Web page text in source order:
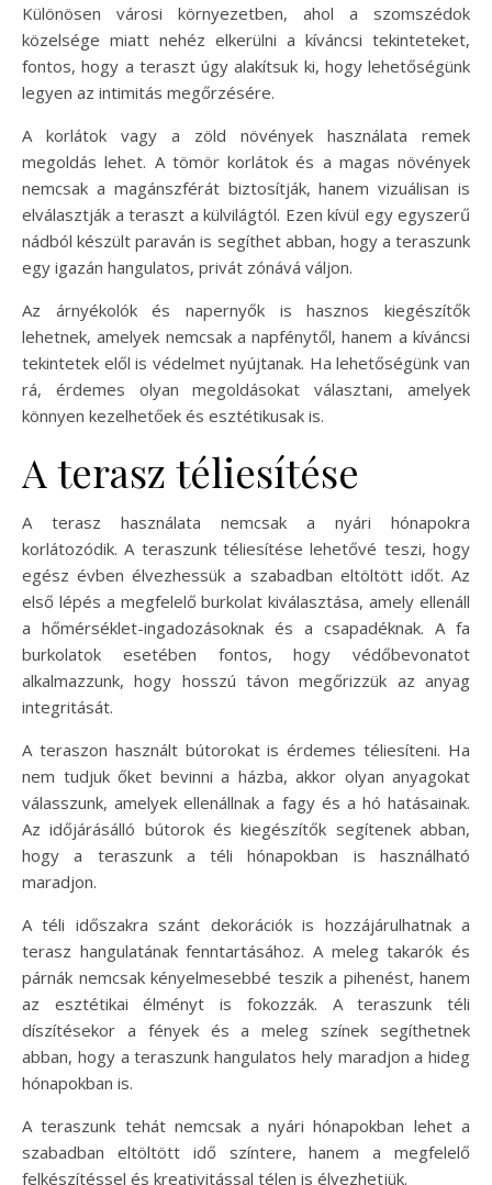
Különösen városi környezetben, ahol a szomszédok
közelsége miatt nehéz elkerülni a kíváncsi tekinteteket,
fontos, hogy a teraszt úgy alakítsuk ki, hogy lehetőségünk
legyen az intimitás megőrzésére.
A korlátok vagy a zöld növények használata remek
megoldás lehet. A tömör korlátok és a magas növények
nemcsak a magánszférát biztosítják, hanem vizuálisan is
elválasztják a teraszt a külvilágtól. Ezen kívül egy egyszerű
nádból készült paraván is segíthet abban, hogy a teraszunk
egy igazán hangulatos, privát zónává váljon.
Az árnyékolók és napernyők is hasznos kiegészítők
lehetnek, amelyek nemcsak a napfénytől, hanem a kíváncsi
tekintetek elől is védelmet nyújtanak. Ha lehetőségünk van
rá, érdemes olyan megoldásokat választani, amelyek
könnyen kezelhetőek és esztétikusak is.
A terasz téliesítése
A terasz használata nemcsak a nyári hónapokra
korlátozódik. A teraszunk téliesítése lehetővé teszi, hogy
egész évben élvezhessük a szabadban eltöltött időt. Az
első lépés a megfelelő burkolat kiválasztása, amely ellenáll
a hőmérséklet-ingadozásoknak és a csapadéknak. A fa
burkolatok esetében fontos, hogy védőbevonatot
alkalmazzunk, hogy hosszú távon megőrizzük az anyag
integritását.
A teraszon használt bútorokat is érdemes téliesíteni. Ha
nem tudjuk őket bevinni a házba, akkor olyan anyagokat
válasszunk, amelyek ellenállnak a fagy és a hó hatásainak.
Az időjárásálló bútorok és kiegészítők segítenek abban,
hogy a teraszunk a téli hónapokban is használható
maradjon.
A téli időszakra szánt dekorációk is hozzájárulhatnak a
terasz hangulatának fenntartásához. A meleg takarók és
párnák nemcsak kényelmesebbé teszik a pihenést, hanem
az esztétikai élményt is fokozzák. A teraszunk téli
díszítésekor a fények és a meleg színek segíthetnek
abban, hogy a teraszunk hangulatos hely maradjon a hideg
hónapokban is.
A teraszunk tehát nemcsak a nyári hónapokban lehet a
szabadban eltöltött idő színtere, hanem a megfelelő
felkészítéssel és kreativitással télen is élvezhetjük.